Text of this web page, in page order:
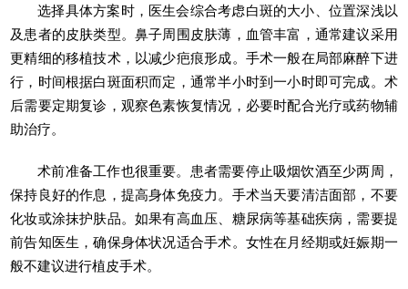
选择具体方案时，医生会综合考虑白斑的大小、位置深浅以
及患者的皮肤类型。鼻子周围皮肤薄，血管丰富，通常建议采用
更精细的移植技术，以减少疤痕形成。手术一般在局部麻醉下进
行，时间根据白斑面积而定，通常半小时到一小时即可完成。术
后需要定期复诊，观察色素恢复情况，必要时配合光疗或药物辅
助治疗。
术前准备工作也很重要。患者需要停止吸烟饮酒至少两周，
保持良好的作息，提高身体免疫力。手术当天要清洁面部，不要
化妆或涂抹护肤品。如果有高血压、糖尿病等基础疾病，需要提
前告知医生，确保身体状况适合手术。女性在月经期或妊娠期一
般不建议进行植皮手术。